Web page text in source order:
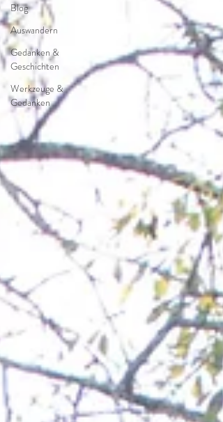
Blog
Auswandern
Gedanken &
Geschichten
Werkzeuge &
Gedanken